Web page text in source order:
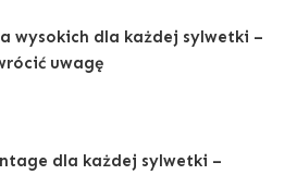
wysokich dla każdej sylwetki –
uwagę
dla każdej sylwetki –